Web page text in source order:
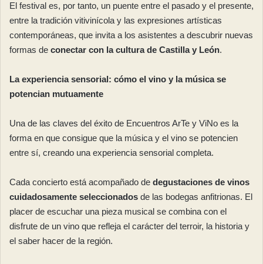
El festival es, por tanto, un puente entre el pasado y el presente,
entre la tradición vitivinícola y las expresiones artísticas
contemporáneas, que invita a los asistentes a descubrir nuevas
formas de conectar con la cultura de Castilla y León.
La experiencia sensorial: cómo el vino y la música se
potencian mutuamente
Una de las claves del éxito de Encuentros ArTe y ViNo es la
forma en que consigue que la música y el vino se potencien
entre sí, creando una experiencia sensorial completa.
Cada concierto está acompañado de degustaciones de vinos
cuidadosamente seleccionados de las bodegas anfitrionas. El
placer de escuchar una pieza musical se combina con el
disfrute de un vino que refleja el carácter del terroir, la historia y
el saber hacer de la región.